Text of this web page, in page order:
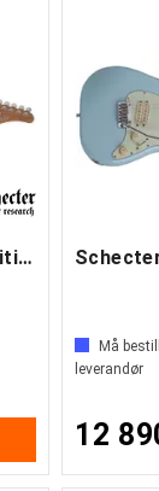
Schecter Nick Johnston Traditional H/S/S
Må
leverandør
12